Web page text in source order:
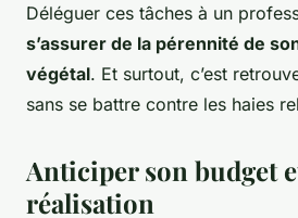
Déléguer ces tâches à un
s’assurer de la pérennité de
végétal. Et surtout, c’est
sans se battre contre les haies
Anticiper son budget
réalisation